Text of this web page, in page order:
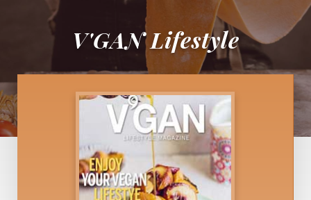
V'GAN Lifestyle